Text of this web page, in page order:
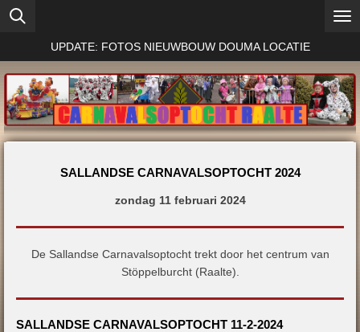
Ga
hoofdinhoud
UPDATE: FOTOS NIEUWBOUW DOUMA LOCATIE
SALLANDSE CARNAVALSOPTOCHT 2024
zondag 11 februari 2024
De Sallandse Carnavalsoptocht trekt door het centrum van
Stöppelburcht (Raalte).
SALLANDSE CARNAVALSOPTOCHT 11-2-2024